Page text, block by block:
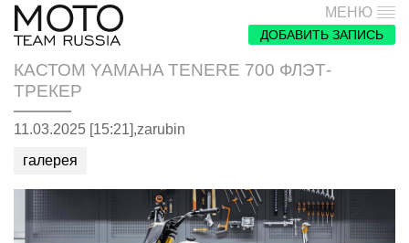
МЕНЮ
ДОБАВИТЬ ЗАПИСЬ
КАСТОМ YAMAHA TENERE 700 ФЛЭТ-
ТРЕКЕР
11.03.2025 [15:21],zarubin
галерея